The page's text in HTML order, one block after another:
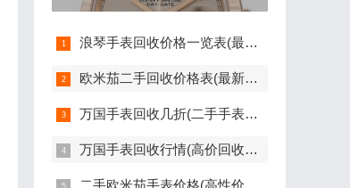
浪琴手表回收价格一览表(最新版)
欧米茄二手回收价格表(最新欧米茄手表回收价格参考)
万国手表回收几折(二手手表回收价格如何评估)
万国手表回收行情(高价回收指南)
二手欧米茄手表价格(高性价比的二手欧米茄手表推荐)